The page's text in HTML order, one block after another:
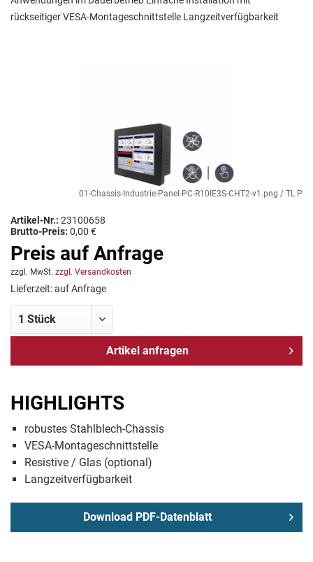
rückseitiger VESA-Montageschnittstelle Langzeitverfügbarkeit
01-Chassis-Industrie-Panel-PC-R10IE3S-CHT2-v1.png / TL
Artikel-Nr.: 23100658
Brutto-Preis: 0,00 €
Preis auf Anfrage
zzgl. MwSt. zzgl. Versandkosten
Lieferzeit: auf Anfrage
Artikel anfragen
HIGHLIGHTS
robustes Stahlblech-Chassis
VESA-Montageschnittstelle
Resistive / Glas (optional)
Langzeitverfügbarkeit
Download PDF-Datenblatt